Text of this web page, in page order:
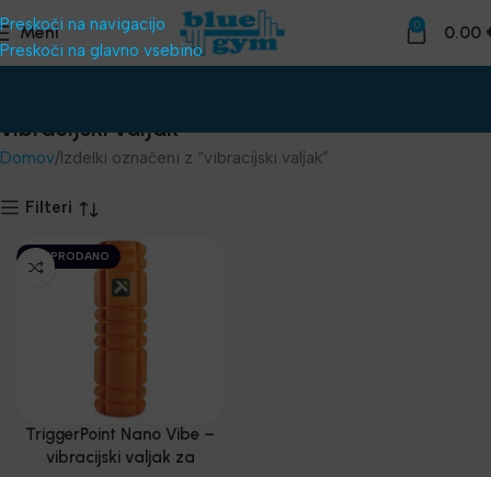
Preskoči na navigacijo
Preskoči na glavno vsebino
Meni 0 0.00
vibracijski valjak
Domov Izdelki označeni z “vibracijski valjak”
Filteri
RAZPRODANO
TriggerPoint Nano Vibe –
vibracijski valjak za